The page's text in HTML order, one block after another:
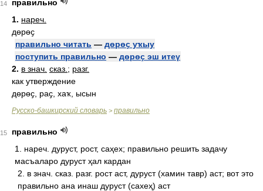
14
правильно
1. нареч.
дөрөҫ
правильно читать — дөрөҫ уҡыу
поступить правильно — дөрөҫ эш итеү
2. в знач. сказ. ; разг.
как утверждение
дөрөҫ, раҫ, хаҡ, ысын
Русско-башкирский словарь > правильно
15
правильно
1. нареч. дуруст, рост, саҳех; правильно решить задачу
масъаларо дуруст ҳал кардан
2. в знач. сказ. разг. рост аст, дуруст (хамин тавр) аст; вот это
правильно ана инаш дуруст (сахеҳ) аст